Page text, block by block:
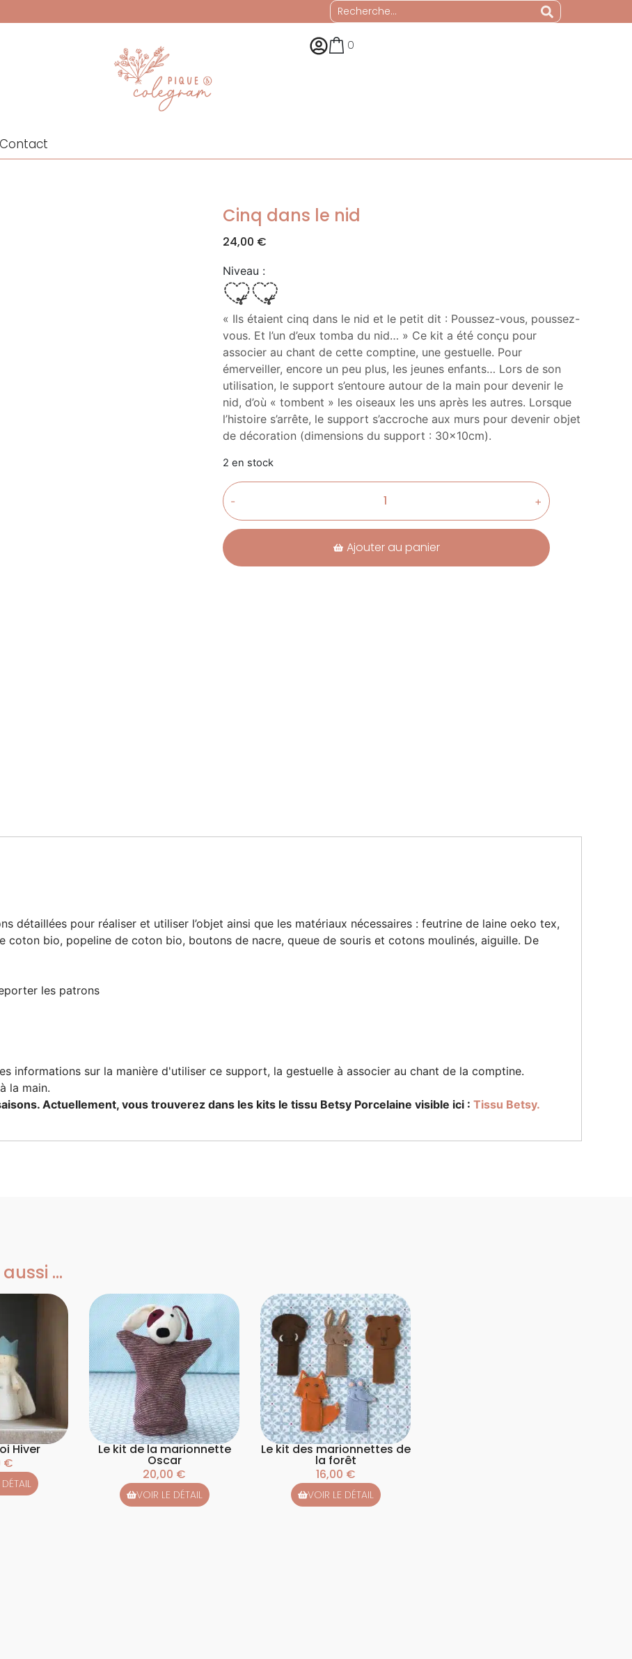
0
Contact
Cinq dans le nid
24,00 €
Niveau :
« Ils étaient cinq dans le nid et le petit dit : Poussez-vous, poussez-
vous. Et l’un d’eux tomba du nid… » Ce kit a été conçu pour
associer au chant de cette comptine, une gestuelle. Pour
émerveiller, encore un peu plus, les jeunes enfants… Lors de son
utilisation, le support s’entoure autour de la main pour devenir le
nid, d’où « tombent » les oiseaux les uns après les autres. Lorsque
l’histoire s’arrête, le support s’accroche aux murs pour devenir objet
de décoration (dimensions du support : 30x10cm).
2 en stock
- +
Ajouter au panier
détaillées pour réaliser et utiliser l’objet ainsi que les matériaux nécessaires : feutrine de laine oeko tex,
coton bio, popeline de coton bio, boutons de nacre, queue de souris et cotons moulinés, aiguille. De
les patrons
informations sur la manière d'utiliser ce support, la gestuelle à associer au chant de la comptine.
la main.
Actuellement, vous trouverez dans les kits le tissu Betsy Porcelaine visible ici : Tissu Betsy.
...
Hiver
€
Le kit de la marionnette
Oscar
20,00 €
VOIR LE DÉTAIL
Le kit des marionnettes de
la forêt
16,00 €
VOIR LE DÉTAIL